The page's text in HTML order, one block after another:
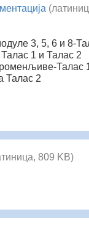
3, 5, 6 и 8-
1 и Талас 2
Талас
Талас 2
809 KB)